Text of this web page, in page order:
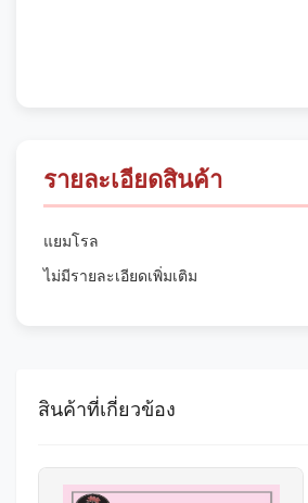
รายละเอียดสินค้า
แยมโรล
ไม่มีรายละเอียดเพิ่มเติม
สินค้าที่เกี่ยวข้อง